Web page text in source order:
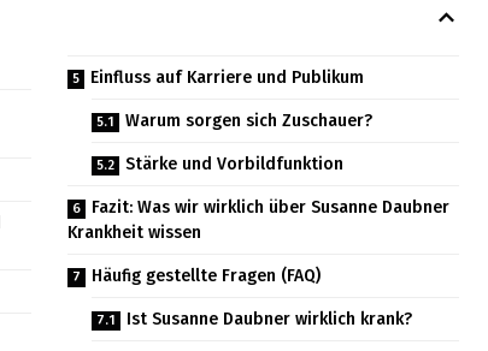
Einfluss auf Karriere und Publikum
Warum sorgen sich Zuschauer?
Stärke und Vorbildfunktion
Fazit: Was wir wirklich über Susanne Daubner
Krankheit wissen
Häufig gestellte Fragen (FAQ)
Ist Susanne Daubner wirklich krank?